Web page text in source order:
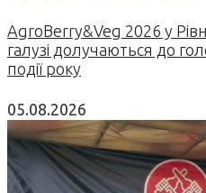
AgroBerry&Veg 2026 у
галузі долучаються до
події року
05.08.2026